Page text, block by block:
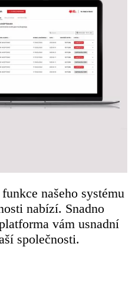
našeho systému
nabízí. Snadno
vám usnadní
společnosti.